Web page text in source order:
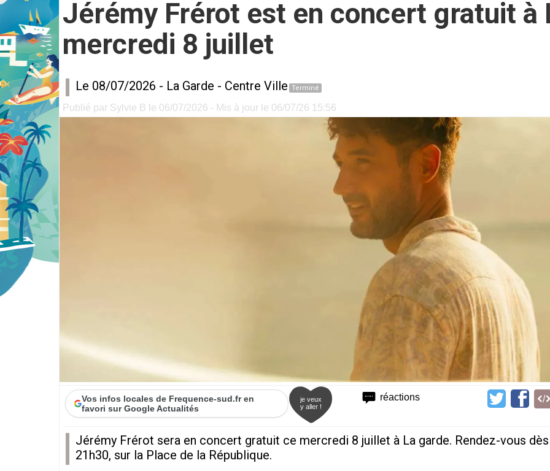
Jérémy Frérot est en concert gratuit à
mercredi 8 juillet
Le 08/07/2026 - La Garde - Centre Ville Terminé
Publié par Sylvie B le 06/07/2026 - Mis à jour le 06/07/26 15:56
réactions
Vos infos locales de Frequence-sud.fr en
favori sur Google Actualités
je veux
y aller !
Jérémy Frérot sera en concert gratuit ce mercredi 8 juillet à La garde. Rendez-vous dès
21h30, sur la Place de la République.